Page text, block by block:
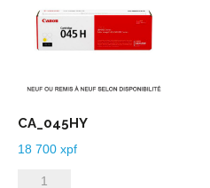
CA_045HY
18 700xpf
quantité